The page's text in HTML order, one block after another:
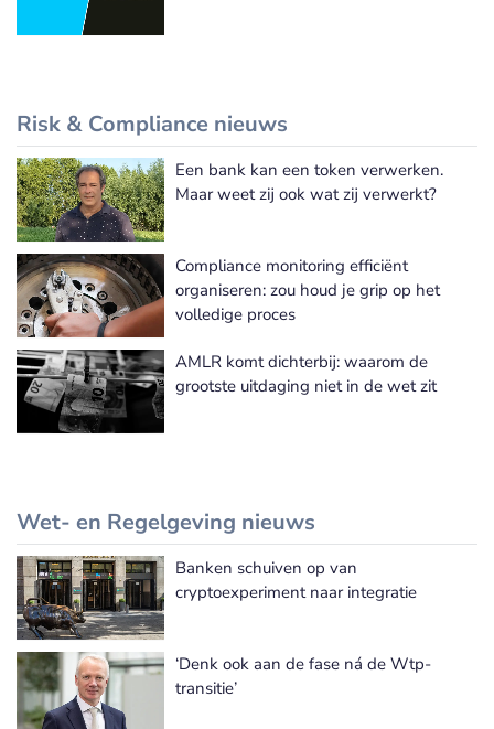
Risk & Compliance nieuws
Meer Risk & Compliance nieuws
Een bank kan een token verwerken.
Maar weet zij ook wat zij verwerkt?
Compliance monitoring efficiënt
organiseren: zou houd je grip op het
volledige proces
AMLR komt dichterbij: waarom de
grootste uitdaging niet in de wet zit
Wet- en Regelgeving nieuws
Meer Wet- en Regelgeving nieuws
Banken schuiven op van
cryptoexperiment naar integratie
‘Denk ook aan de fase ná de Wtp-
transitie’